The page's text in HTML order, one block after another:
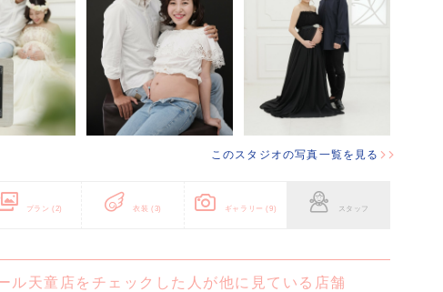
このスタジオの写真一覧を見る
プラン(2) 衣装(3) ギャラリー(9) スタッフ
ル天童店をチェックした人が他に見ている店舗